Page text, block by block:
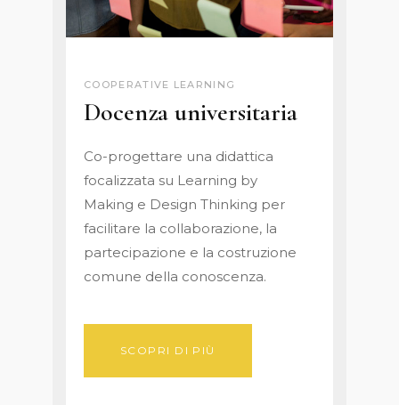
COOPERATIVE LEARNING
Docenza universitaria
Co-progettare una didattica
focalizzata su Learning by
Making e Design Thinking per
facilitare la collaborazione, la
partecipazione e la costruzione
comune della conoscenza.
SCOPRI DI PIÙ